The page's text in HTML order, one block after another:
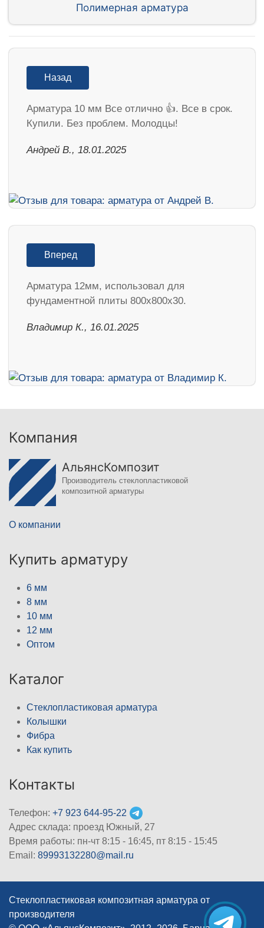
Полимерная арматура
Назад
Арматура 10 мм Все отлично 👍. Все в срок.
Купили. Без проблем. Молодцы!
Андрей В., 18.01.2025
Вперед
Арматура 12мм, использовал для
фундаментной плиты 800х800х30.
Владимир К., 16.01.2025
Компания
АльянсКомпозит
Производитель стеклопластиковой
композитной арматуры
О компании
Купить арматуру
6 мм
8 мм
10 мм
12 мм
Оптом
Каталог
Стеклопластиковая арматура
Колышки
Фибра
Как купить
Контакты
Телефон: +7 923 644-95-22
Адрес склада: проезд Южный, 27
Время работы: пн-чт 8:15 - 16:45, пт 8:15 - 15:45
Email: 89993132280@mail.ru
Стеклопластиковая композитная арматура от
производителя